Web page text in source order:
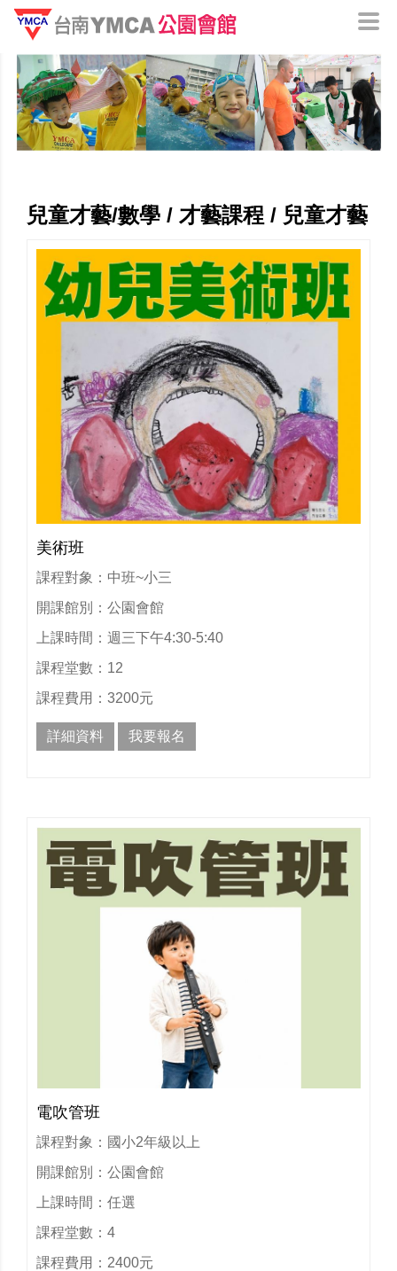
兒童才藝/數學 / 才藝課程 / 兒童才藝
美術班
課程對象：中班~小三
開課館別：公園會館
上課時間：週三下午4:30-5:40
課程堂數：12
課程費用：3200元
詳細資料 我要報名
電吹管班
課程對象：國小2年級以上
開課館別：公園會館
上課時間：任選
課程堂數：4
課程費用：2400元